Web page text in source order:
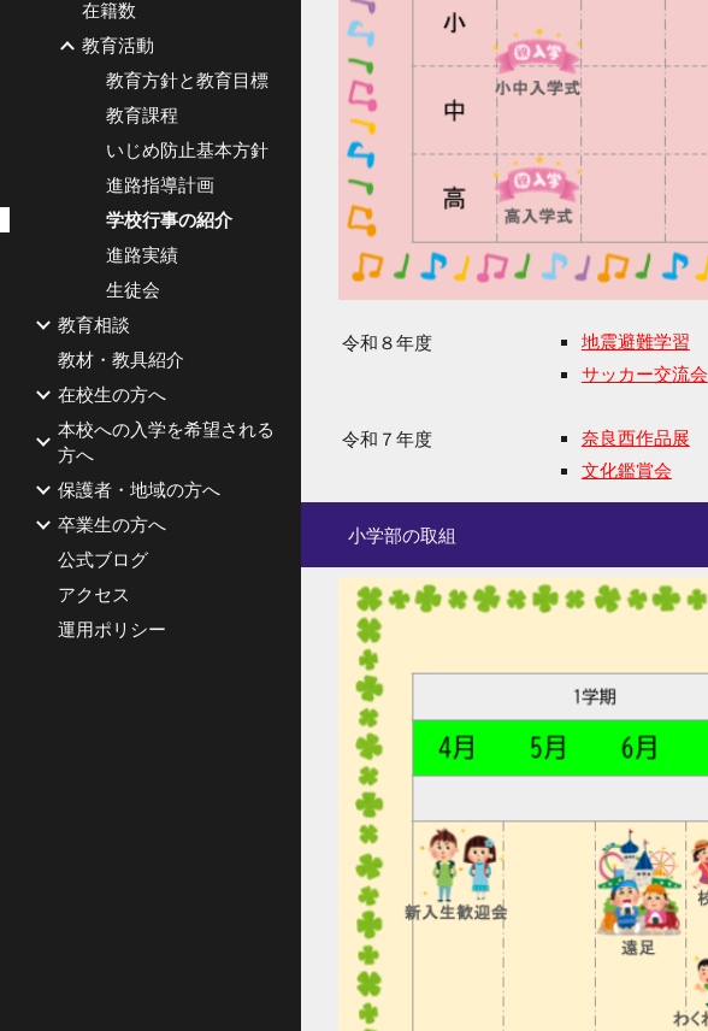
在籍数
教育活動
教育方針と教育目標
教育課程
いじめ防止基本方針
進路指導計画
学校行事の紹介
進路実績
生徒会
教育相談
教材・教具紹介
在校生の方へ
本校への入学を希望される
方へ
保護者・地域の方へ
卒業生の方へ
公式ブログ
アクセス
運用ポリシー
令和 ８年度
地震避難学習
サッカー交流会
令和７年度
奈良西作品展
文化鑑賞会
小学部の取組